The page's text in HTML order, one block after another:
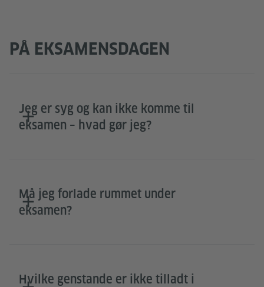
PÅ EKSAMENSDAGEN
Jeg er syg og kan ikke komme til
eksamen – hvad gør jeg?
Må jeg forlade rummet under
eksamen?
Hvilke genstande er ikke tilladt i